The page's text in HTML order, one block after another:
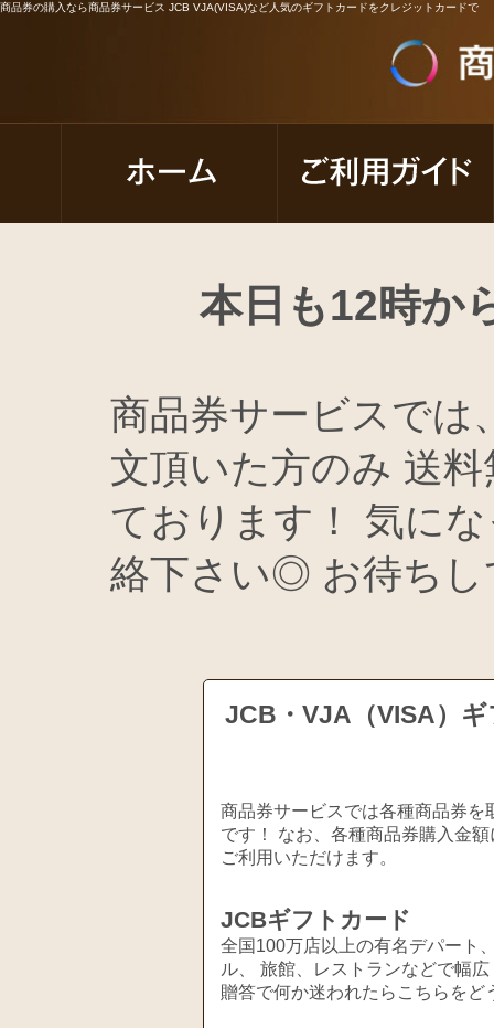
商品券の購入なら商品券サービス JCB VJA(VISA)など人気のギフトカードをクレジットカードで
本日も12時か
商品券サービスでは
文頂いた方のみ 送
ております！ 気に
絡下さい◎ お待ち
JCB・VJA（VISA）
商品券サービスでは各種商品券
です！ なお、各種商品券購入金
ご利用いただけます。
JCBギフトカード
全国100万店以上の有名デパート
ル、 旅館、レストランなどで幅
贈答で何か迷われたらこちらをど